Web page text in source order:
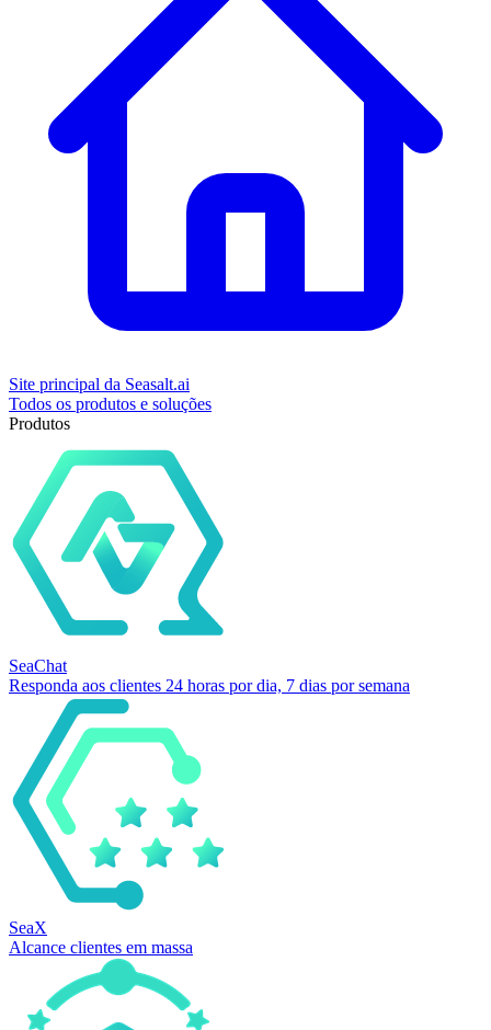
Site principal da Seasalt.ai
Todos os produtos e soluções
Produtos
SeaChat
Responda aos clientes 24 horas por dia, 7 dias por semana
SeaX
Alcance clientes em massa